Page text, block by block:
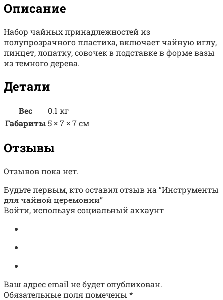
Описание
Набор чайных принадлежностей из
полупрозрачного пластика, включает чайную иглу,
пинцет, лопатку, совочек в подставке в форме вазы
из темного дерева.
Детали
Вес
0.1 кг
Габариты5 × 7 × 7 см
Отзывы
Отзывов пока нет.
Будьте первым, кто оставил отзыв на “Инструменты
для чайной церемонии”
Войти, используя социальный аккаунт
Ваш адрес email не будет опубликован.
Обязательные поля помечены *